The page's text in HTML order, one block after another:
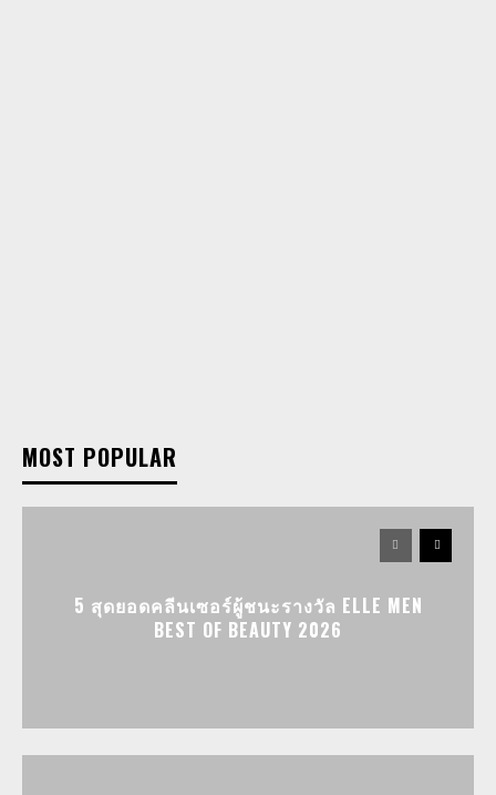
MOST POPULAR
5 สุดยอดคลีนเซอร์ผู้ชนะรางวัล ELLE MEN
BEST OF BEAUTY 2026